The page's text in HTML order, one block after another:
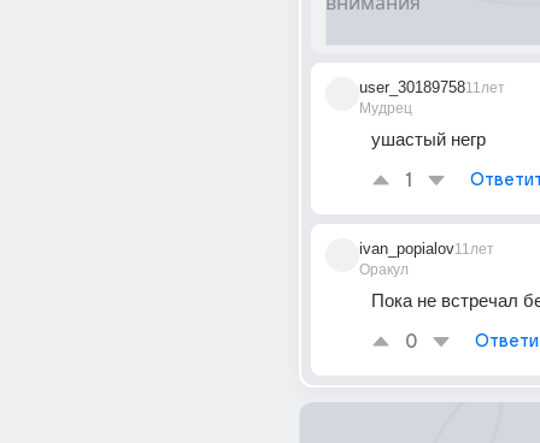
user_30189758
Мудрец
11лет
ушастый негр
1
ivan_popialov
Оракул
11лет
Пока не встречал
0